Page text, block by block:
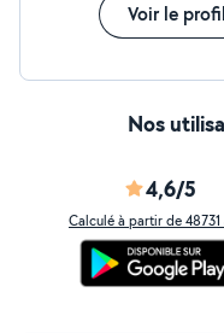
Voir le profil
Nos
4,6/5
Calculé à partir de 48731